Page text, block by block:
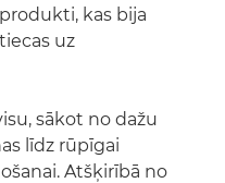
kas bija
uz
sākot no dažu
līdz rūpīgai
Atšķirībā no